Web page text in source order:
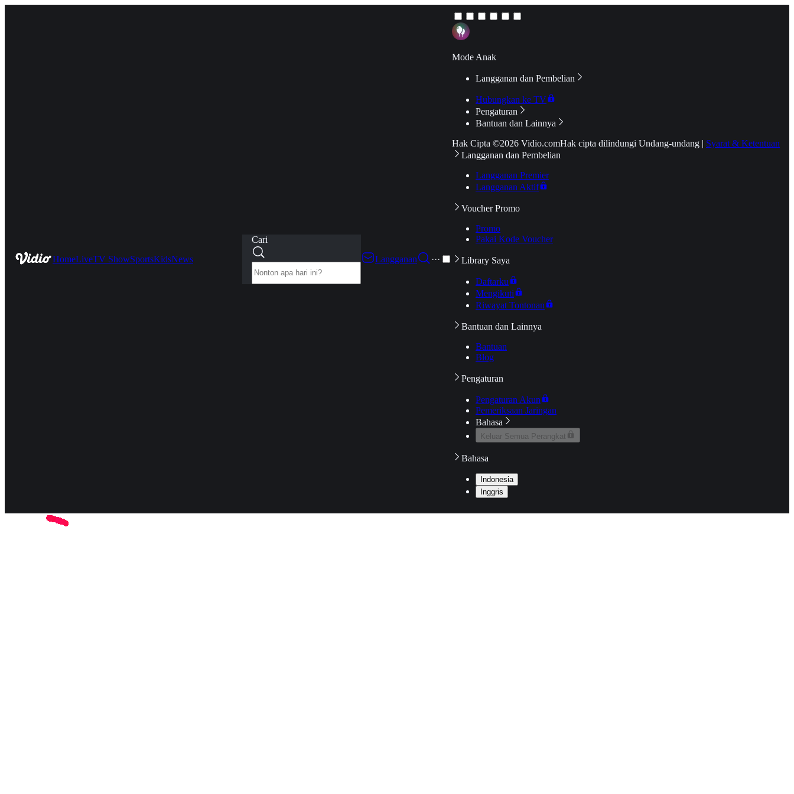
HomeLiveTV ShowSportsKidsNews
Cari
Langganan
···
Mode Anak
Langganan dan Pembelian
Hubungkan ke TV
Pengaturan
Bantuan dan Lainnya
Hak Cipta ©2026 Vidio.comHak cipta dilindungi Undang-undang | Syarat & Ketentuan
Langganan dan Pembelian
Langganan Premier
Langganan Aktif
Voucher Promo
Promo
Pakai Kode Voucher
Library Saya
Daftarku
Mengikuti
Riwayat Tontonan
Bantuan dan Lainnya
Bantuan
Blog
Pengaturan
Pengaturan Akun
Pemeriksaan Jaringan
Bahasa
Keluar Semua Perangkat
Bahasa
Indonesia
Inggris